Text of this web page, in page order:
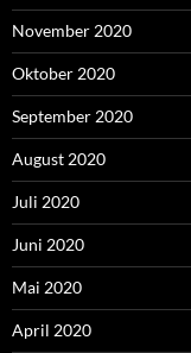
November 2020
Oktober 2020
September 2020
August 2020
Juli 2020
Juni 2020
Mai 2020
April 2020